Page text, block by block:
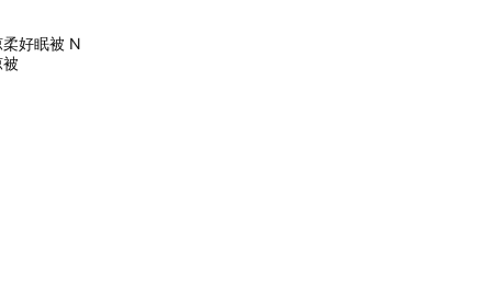
柔好眠被 N
被